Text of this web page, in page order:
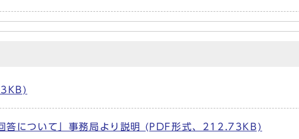
答について」事務局より説明 (PDF形式、212.73KB)